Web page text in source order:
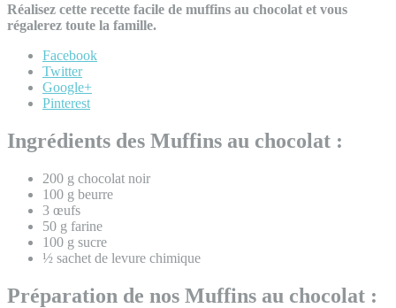
Réalisez cette recette facile de muffins au chocolat et vous
régalerez toute la famille.
Facebook
Twitter
Google+
Pinterest
Ingrédients des Muffins au chocolat :
200 g chocolat noir
100 g beurre
3 œufs
50 g farine
100 g sucre
½ sachet de levure chimique
Préparation de nos Muffins au chocolat :